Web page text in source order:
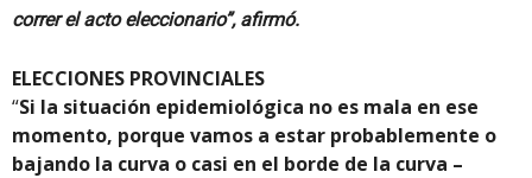
correr el acto eleccionario”, afirmó.
ELECCIONES PROVINCIALES
“Si la situación epidemiológica no es mala en ese
momento, porque vamos a estar probablemente o
bajando la curva o casi en el borde de la curva –